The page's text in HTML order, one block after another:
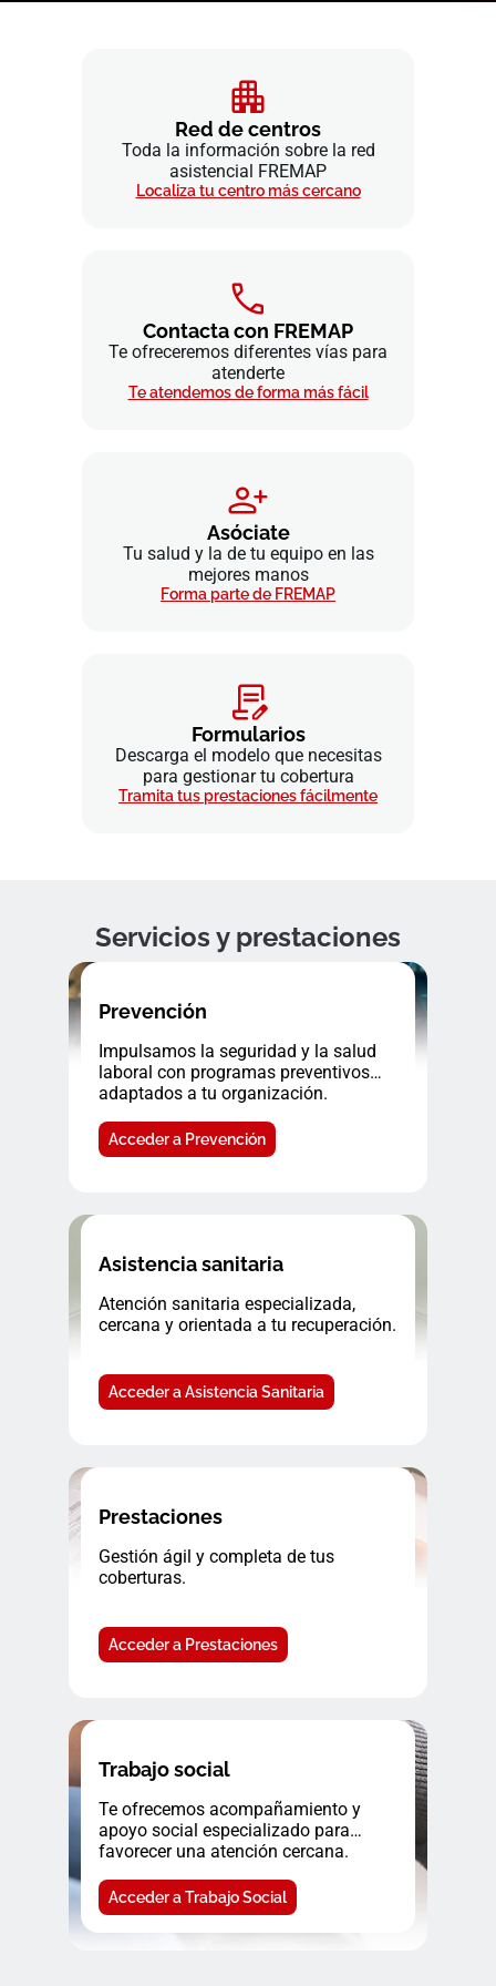
Red de centros
Toda la información sobre la red
asistencial FREMAP
Localiza tu centro más cercano
Contacta con FREMAP
Te ofreceremos diferentes vías para
atenderte
Te atendemos de forma más fácil
Asóciate
Tu salud y la de tu equipo en las
mejores manos
Forma parte de FREMAP
Formularios
Descarga el modelo que necesitas
para gestionar tu cobertura
Tramita tus prestaciones fácilmente
Servicios y prestaciones
Prevención
Impulsamos la seguridad y la salud
laboral con programas preventivos
adaptados a tu organización.
Acceder a Prevención
Asistencia sanitaria
Atención sanitaria especializada,
cercana y orientada a tu recuperación.
Acceder a Asistencia Sanitaria
Prestaciones
Gestión ágil y completa de tus
coberturas.
Acceder a Prestaciones
Trabajo social
Te ofrecemos acompañamiento y
apoyo social especializado para
favorecer una atención cercana.
Acceder a Trabajo Social